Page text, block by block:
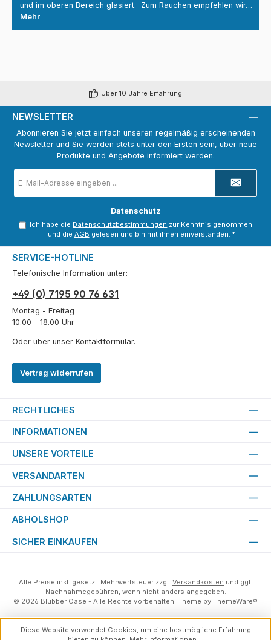
und im oberen Bereich glasiert. Zum Rauchen empfehlen wir…
Mehr
Über 10 Jahre Erfahrung
NEWSLETTER
Abonnieren Sie jetzt einfach unseren regelmäßig erscheinenden
Newsletter und Sie werden stets unter den Ersten sein, über neue
Produkte und Angebote informiert werden.
Mail-
Adresse
Datenschutz
Ich habe die Datenschutzbestimmungen zur Kenntnis genommen
und die AGB gelesen und bin mit ihnen einverstanden. *
SERVICE-HOTLINE
Telefonische Information unter:
+49 (0) 7195 90 76 631
Montag - Freitag
10.00 - 18.00 Uhr
Oder über unser Kontaktformular.
Vertrag widerrufen
RECHTLICHES
INFORMATIONEN
UNSERE VORTEILE
VERSANDARTEN
ZAHLUNGSARTEN
ABHOLSHOP
SICHER EINKAUFEN
Alle Preise inkl. gesetzl. Mehrwertsteuer zzgl. Versandkosten und ggf.
Nachnahmegebühren, wenn nicht anders angegeben.
© 2026 Blubber Oase - Alle Rechte vorbehalten. Theme by ThemeWare®
Diese Website verwendet Cookies, um eine bestmögliche Erfahrung